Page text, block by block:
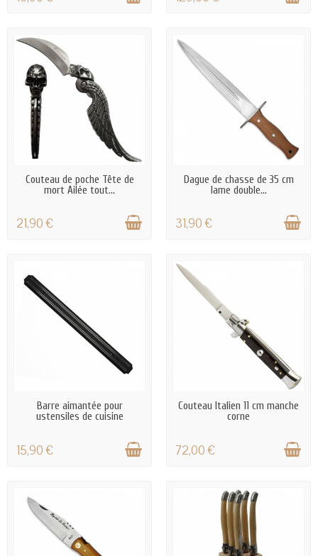
EN STOCK
Couteau de poche Tête de
mort Ailée tout...
21,90 €
EN STOCK
Dague de chasse de 35 cm
lame double...
31,90 €
EN STOCK
Barre aimantée pour
ustensiles de cuisine
15,90 €
EN STOCK
Couteau Italien 11 cm manche
corne
72,00 €